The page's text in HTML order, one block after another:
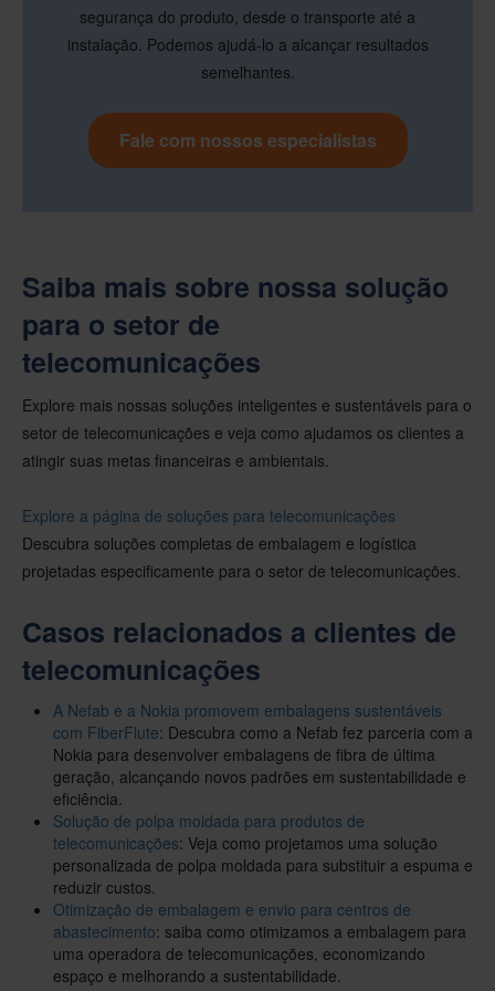
segurança do produto, desde o transporte até a
instalação. Podemos ajudá-lo a alcançar resultados
semelhantes.
Fale com nossos especialistas
Saiba mais sobre nossa solução
para o setor de
telecomunicações
Explore mais nossas soluções inteligentes e sustentáveis para o
setor de telecomunicações e veja como ajudamos os clientes a
atingir suas metas financeiras e ambientais.
Explore a página de soluções para telecomunicações
Descubra soluções completas de embalagem e logística
projetadas especificamente para o setor de telecomunicações.
Casos relacionados a clientes de
telecomunicações
A Nefab e a Nokia promovem embalagens sustentáveis
com FiberFlute: Descubra como a Nefab fez parceria com a
Nokia para desenvolver embalagens de fibra de última
geração, alcançando novos padrões em sustentabilidade e
eficiência.
Solução de polpa moldada para produtos de
telecomunicações: Veja como projetamos uma solução
personalizada de polpa moldada para substituir a espuma e
reduzir custos.
Otimização de embalagem e envio para centros de
abastecimento: saiba como otimizamos a embalagem para
uma operadora de telecomunicações, economizando
espaço e melhorando a sustentabilidade.